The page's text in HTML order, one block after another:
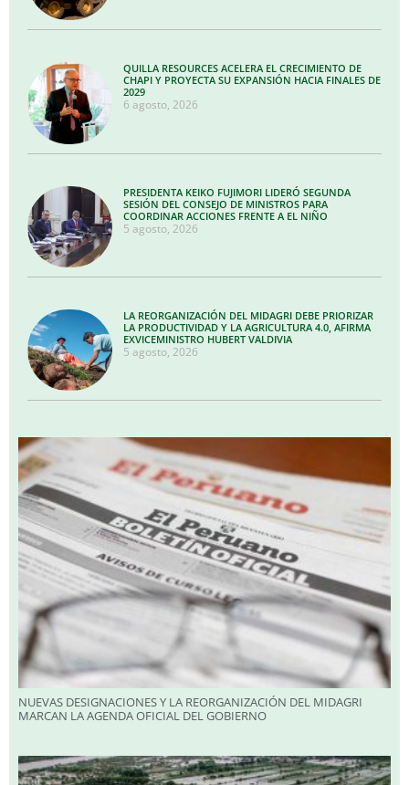
QUILLA RESOURCES ACELERA EL CRECIMIENTO DE
CHAPI Y PROYECTA SU EXPANSIÓN HACIA FINALES DE
2029
6 agosto, 2026
PRESIDENTA KEIKO FUJIMORI LIDERÓ SEGUNDA
SESIÓN DEL CONSEJO DE MINISTROS PARA
COORDINAR ACCIONES FRENTE A EL NIÑO
5 agosto, 2026
LA REORGANIZACIÓN DEL MIDAGRI DEBE PRIORIZAR
LA PRODUCTIVIDAD Y LA AGRICULTURA 4.0, AFIRMA
EXVICEMINISTRO HUBERT VALDIVIA
5 agosto, 2026
NUEVAS DESIGNACIONES Y LA REORGANIZACIÓN DEL MIDAGRI
MARCAN LA AGENDA OFICIAL DEL GOBIERNO